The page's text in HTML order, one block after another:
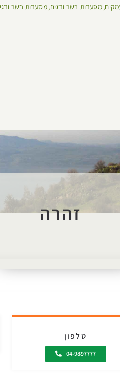
מסעדות בשר ודגים מסעדות בשר
זהרה
טלפון
04-9897777